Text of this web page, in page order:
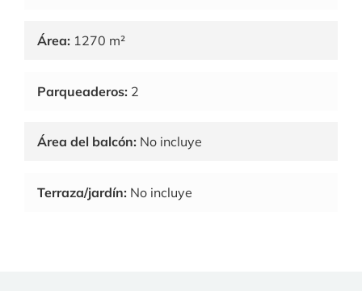
Área: 1270 m²
Parqueaderos: 2
Área del balcón: No incluye
Terraza/jardín: No incluye